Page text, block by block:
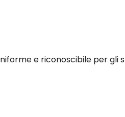
e riconoscibile per gli